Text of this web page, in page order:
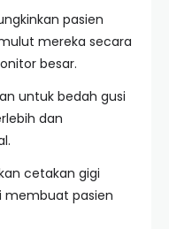
pasien
mereka secara
besar.
untuk bedah gusi
dan
cetakan gigi
membuat pasien